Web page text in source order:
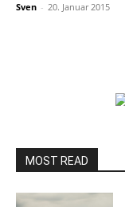
Sven - 20. Januar 2015
MOST READ